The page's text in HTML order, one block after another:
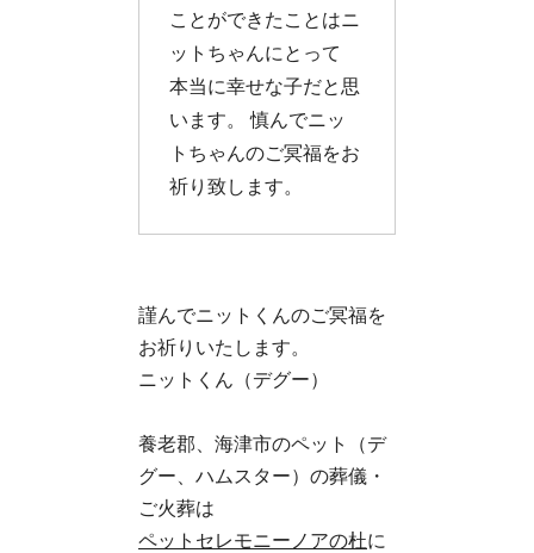
ことができたことはニ
ットちゃんにとって
本当に幸せな子だと思
います。 慎んでニッ
トちゃんのご冥福をお
祈り致します。
謹んでニットくんのご冥福を
お祈りいたします。
ニットくん（デグー）
養老郡、海津市のペット（デ
グー、ハムスター）の葬儀・
ご火葬は
ペットセレモニーノアの杜に